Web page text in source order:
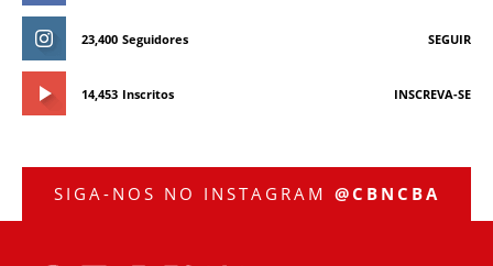
23,400 Seguidores SEGUIR
14,453 Inscritos INSCREVA-SE
SIGA-NOS NO INSTAGRAM @CBNCBA